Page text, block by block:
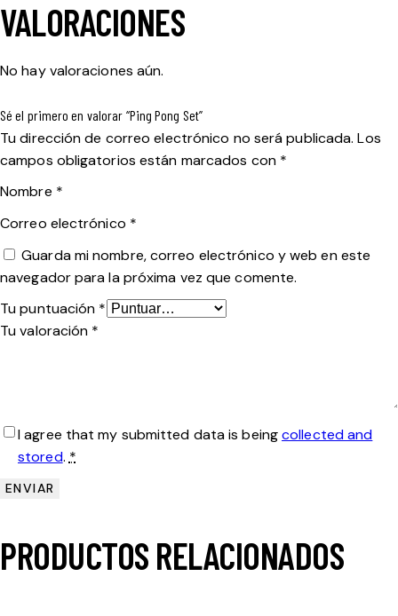
VALORACIONES
No hay valoraciones aún.
Sé el primero en valorar “Ping Pong Set”
Tu dirección de correo electrónico no será publicada. Los
campos obligatorios están marcados con *
Nombre *
Correo electrónico *
Guarda mi nombre, correo electrónico y web en este
navegador para la próxima vez que comente.
Tu puntuación *
Tu valoración *
I agree that my submitted data is beingcollected and
stored. *
PRODUCTOS RELACIONADOS